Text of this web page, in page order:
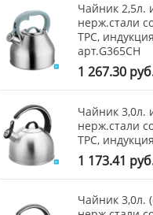
Чайник 2,5л.
нерж.стали
ТРС, индукция
арт.G365CH
1 267.30
Чайник 3,0л.
нерж.стали
ТРС,
1 173.41
Чайник 3,0л.